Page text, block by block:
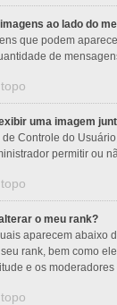
ao lado do
que podem
de
uma imagem
Controle do
permitir ou
o meu rank?
aparecem abaixo
rank, bem como
e os